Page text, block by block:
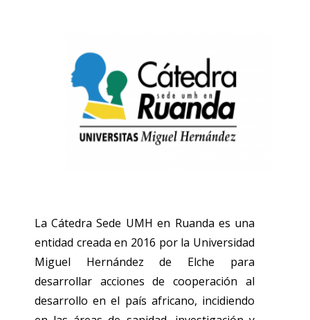
La Cátedra Sede UMH en Ruanda es una
entidad creada en 2016 por la Universidad
Miguel Hernández de Elche para
desarrollar acciones de cooperación al
desarrollo en el país africano, incidiendo